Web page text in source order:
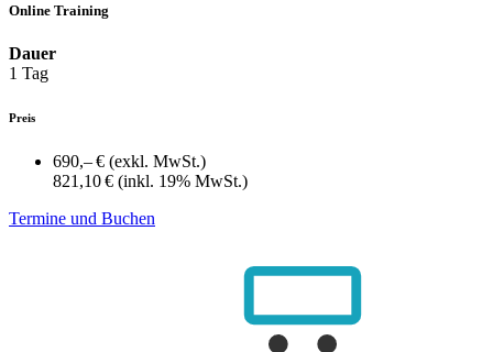
Online Training
Dauer
1 Tag
Preis
690,– € (exkl. MwSt.)
821,10 € (inkl. 19% MwSt.)
Termine und Buchen